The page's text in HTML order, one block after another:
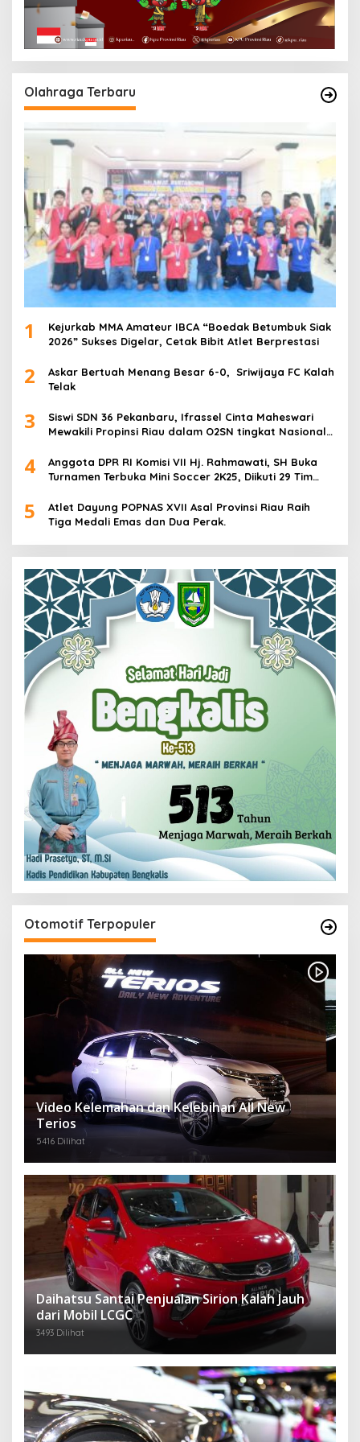
Olahraga Terbaru
1
Kejurkab MMA Amateur IBCA “Boedak Betumbuk Siak
2026” Sukses Digelar, Cetak Bibit Atlet Berprestasi
2
Askar Bertuah Menang Besar 6-0, Sriwijaya FC Kalah
Telak
3
Siswi SDN 36 Pekanbaru, Ifrassel Cinta Maheswari
Mewakili Propinsi Riau dalam O2SN tingkat Nasional
4
Anggota DPR RI Komisi VII Hj. Rahmawati, SH Buka
Turnamen Terbuka Mini Soccer 2K25, Diikuti 29 Tim
5
Atlet Dayung POPNAS XVII Asal Provinsi Riau Raih
Tiga Medali Emas dan Dua Perak.
Otomotif Terpopuler
Video Kelemahan dan Kelebihan All New
Terios
5416 Dilihat
Daihatsu Santai Penjualan Sirion Kalah Jauh
dari Mobil LCGC
3493 Dilihat